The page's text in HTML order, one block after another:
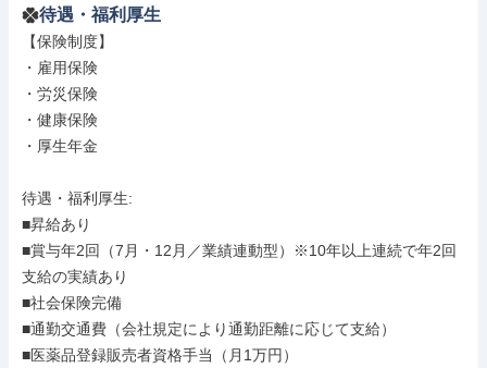
待遇・福利厚生
【保険制度】
・雇用保険
・労災保険
・健康保険
・厚生年金
待遇・福利厚生:
■昇給あり
■賞与年2回（7月・12月／業績連動型）※10年以上連続で年2回
支給の実績あり
■社会保険完備
■通勤交通費（会社規定により通勤距離に応じて支給）
■医薬品登録販売者資格手当（月1万円）